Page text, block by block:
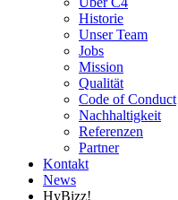
Historie
Unser Team
Jobs
Mission
Qualität
Code of Conduct
Nachhaltigkeit
Referenzen
Partner
Kontakt
News
HyBizz!